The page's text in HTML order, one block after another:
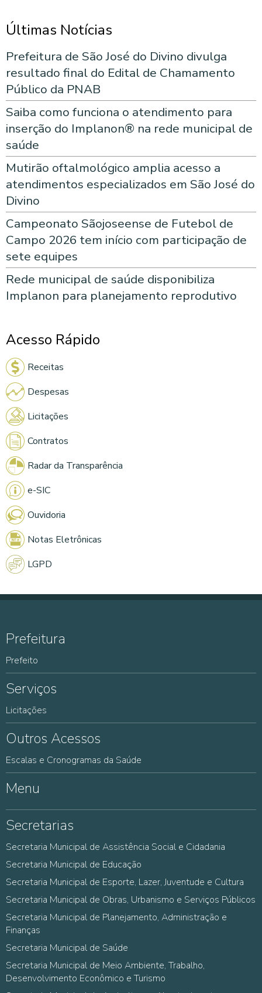
Últimas Notícias
Prefeitura de São José do Divino divulga
resultado final do Edital de Chamamento
Público da PNAB
Saiba como funciona o atendimento para
inserção do Implanon® na rede municipal de
saúde
Mutirão oftalmológico amplia acesso a
atendimentos especializados em São José do
Divino
Campeonato Sãojoseense de Futebol de
Campo 2026 tem início com participação de
sete equipes
Rede municipal de saúde disponibiliza
Implanon para planejamento reprodutivo
Acesso Rápido
Receitas
Despesas
Licitações
Contratos
Radar da Transparência
e-SIC
Ouvidoria
Notas Eletrônicas
LGPD
Prefeitura
Prefeito
Serviços
Licitações
Outros Acessos
Escalas e Cronogramas da Saúde
Menu
Secretarias
Secretaria Municipal de Assistência Social e Cidadania
Secretaria Municipal de Educação
Secretaria Municipal de Esporte, Lazer, Juventude e Cultura
Secretaria Municipal de Obras, Urbanismo e Serviços Públicos
Secretaria Municipal de Planejamento, Administração e
Finanças
Secretaria Municipal de Saúde
Secretaria Municipal de Meio Ambiente, Trabalho,
Desenvolvimento Econômico e Turismo